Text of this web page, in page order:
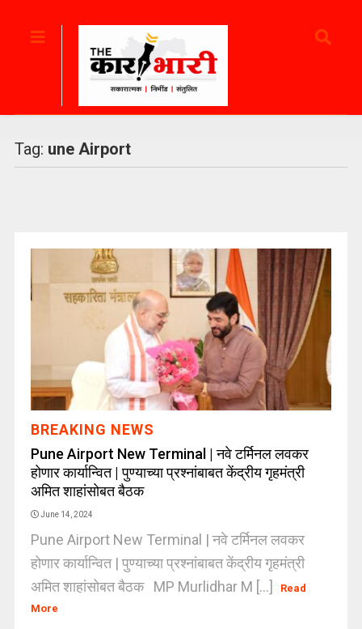
Tag: une Airport
BREAKING NEWS
Pune Airport New Terminal | नवे टर्मिनल लवकर
होणार कार्यान्वित | पुण्याच्या प्रश्नांबाबत केंद्रीय गृहमंत्री
अमित शाहांसोबत बैठक
June 14, 2024
Pune Airport New Terminal | नवे टर्मिनल लवकर
होणार कार्यान्वित | पुण्याच्या प्रश्नांबाबत केंद्रीय गृहमंत्री
अमित शाहांसोबत बैठक MP Murlidhar M [...]
Read
More